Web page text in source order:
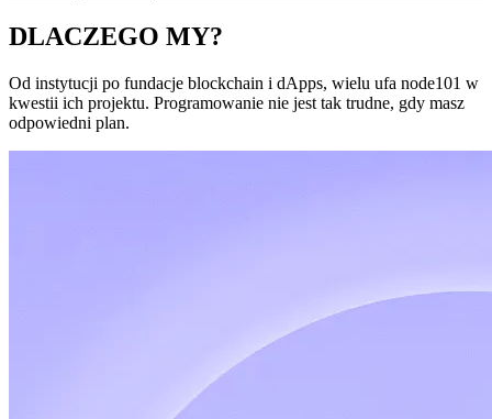
DLACZEGO MY?
Od instytucji po fundacje blockchain i dApps, wielu ufa node101 w
kwestii ich projektu. Programowanie nie jest tak trudne, gdy masz
odpowiedni plan.